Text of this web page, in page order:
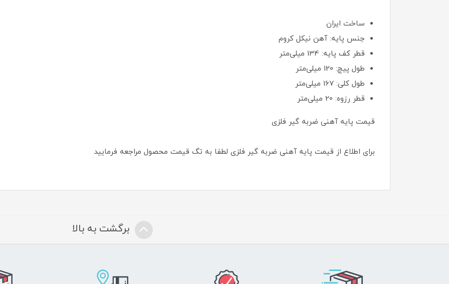
ساخت ایران
جنس پایه: آهن نیکل کروم
قطر کف پایه: 134 میلی‌متر
طول پیچ: 120 میلی‌متر
طول کلی: 167 میلی‌متر
قطر رزوه: 20 میلی‌متر
قیمت پایه آهنی ضربه گیر فلزی
برای اطلاع از قیمت پایه آهنی ضربه گیر فلزی لطفا به تگ قیمت محصول مراجعه فرمایید
برگشت به بالا